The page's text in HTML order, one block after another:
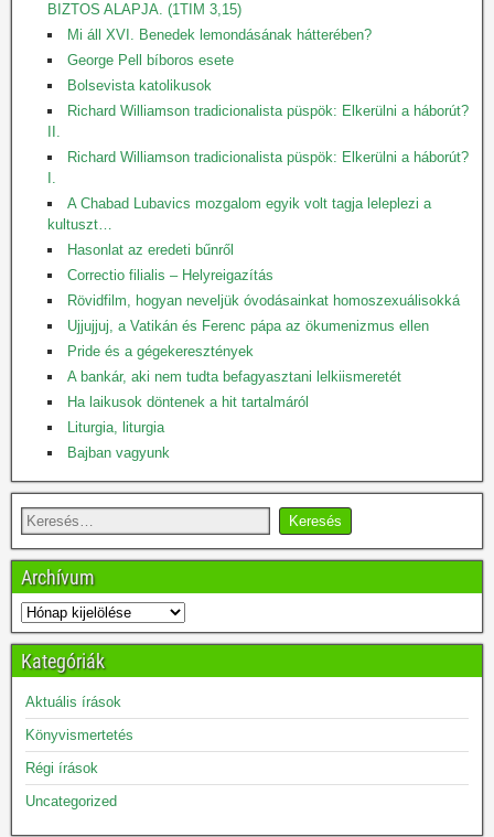
BIZTOS ALAPJA. (1TIM 3,15)
Mi áll XVI. Benedek lemondásának hátterében?
George Pell bíboros esete
Bolsevista katolikusok
Richard Williamson tradicionalista püspök: Elkerülni a háborút?
II.
Richard Williamson tradicionalista püspök: Elkerülni a háborút?
I.
A Chabad Lubavics mozgalom egyik volt tagja leleplezi a
kultuszt…
Hasonlat az eredeti bűnről
Correctio filialis – Helyreigazítás
Rövidfilm, hogyan neveljük óvodásainkat homoszexuálisokká
Ujjujjuj, a Vatikán és Ferenc pápa az ökumenizmus ellen
Pride és a gégekeresztények
A bankár, aki nem tudta befagyasztani lelkiismeretét
Ha laikusok döntenek a hit tartalmáról
Liturgia, liturgia
Bajban vagyunk
Archívum
Kategóriák
Aktuális írások
Könyvismertetés
Régi írások
Uncategorized